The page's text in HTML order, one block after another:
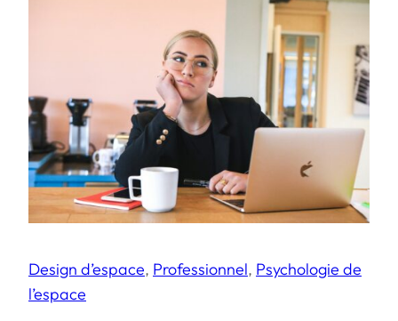
Design d’espace, Professionnel, Psychologie de
l’espace